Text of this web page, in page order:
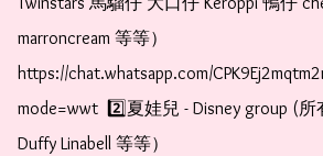
marroncream 等等）
https://chat.whatsapp.com/
mode=wwt  2️⃣夏娃兒 - Disney group (
Duffy Linabell 等等）